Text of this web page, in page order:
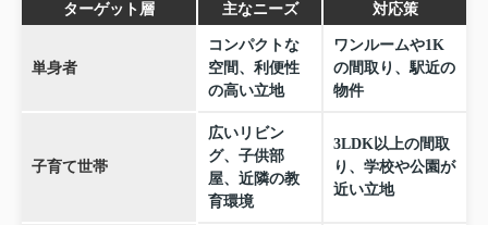
ターゲット層 主なニーズ 対応策
単身者
コンパクトな
空間、利便性
の高い立地
ワンルームや1K
の間取り、駅近の
物件
子育て世帯
広いリビン
グ、子供部
屋、近隣の教
育環境
3LDK以上の間取
り、学校や公園が
近い立地